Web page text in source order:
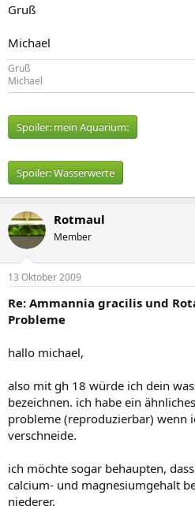
Gruß
Michael
Gruß
Michael
Spoiler: mein Aquarium:
Spoiler:Wasserwerte
Rotmaul
Member
13 Oktober 2009
Re: Ammannia gracilis und
Probleme
hallo michael,
also mit gh 18 würde ich dein
bezeichnen. ich habe ein
probleme (reproduzierbar) wenn
verschneide.
ich möchte sogar behaupten,
calcium- und magnesiumgehalt
niederer.